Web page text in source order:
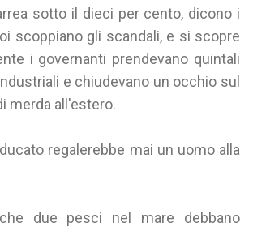
sotto il dieci per cento, dicono i
scoppiano gli scandali, e si scopre
i governanti prendevano quintali
e chiudevano un occhio sul
merda all'estero.
regalerebbe mai un uomo alla
due pesci nel mare debbano